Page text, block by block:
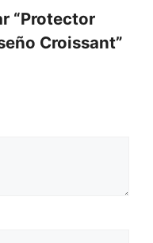
“Protector
Croissant”